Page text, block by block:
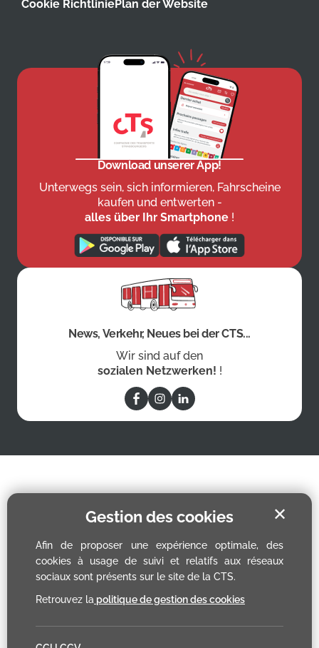
Gestion des cookies
Afin de proposer une expérience optimale, des
cookies à usage de suivi et relatifs aux réseaux
sociaux sont présents sur le site de la CTS.
Retrouvez la politique de gestion des cookies
✕
Cookie RichtliniePlan der Website
Download unserer App!
Unterwegs sein, sich informieren, Fahrscheine
kaufen und entwerten -
alles über Ihr Smartphone !
News, Verkehr, Neues bei der CTS...
Wir sind auf den
sozialen Netzwerken! !